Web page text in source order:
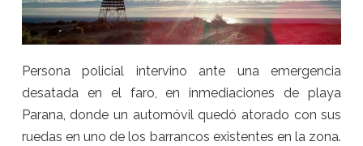
Persona policial intervino ante una emergencia
desatada en el faro, en inmediaciones de playa
Parana, donde un automóvil quedó atorado con sus
ruedas en uno de los barrancos existentes en la zona.